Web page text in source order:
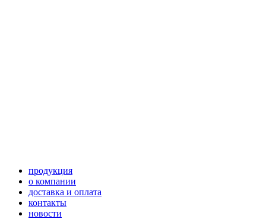
продукция
о компании
доставка и оплата
контакты
новости